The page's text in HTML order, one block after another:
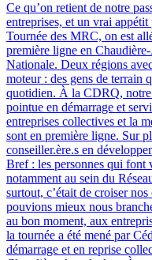
Ce qu’on retient de notre
entreprises, et un vrai
Tournée des MRC, on est
première ligne en
Nationale. Deux régions
moteur : des gens de terrain
quotidien. À la CDRQ, notre
pointue en démarrage et
entreprises collectives et la
sont en première ligne. Sur
conseiller.ère.s en
Bref : les personnes qui font
notamment au sein du
surtout, c’était de croiser
pouvions mieux nous
au bon moment, aux
la tournée a été mené par
démarrage et en reprise